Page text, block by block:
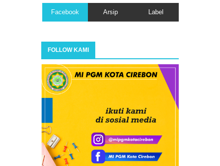
Facebook Arsip Label
FOLLOW KAMI